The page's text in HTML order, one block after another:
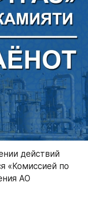
действий
«Комиссией по
АО